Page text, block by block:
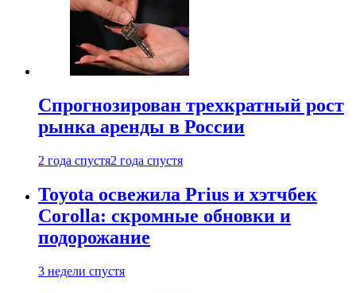
Спрогнозирован трехкратный рост
рынка аренды в России
2 года спустя2 года спустя
Toyota освежила Prius и хэтчбек
Corolla: скромные обновки и
подорожание
3 недели спустя